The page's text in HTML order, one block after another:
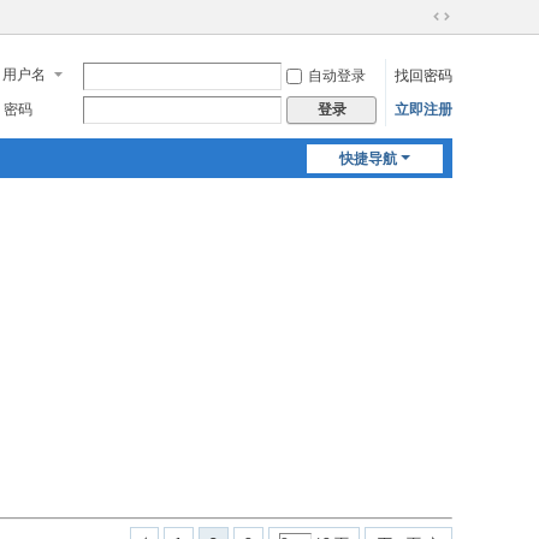
切
到
宽
用户名 自动登录
找回密码
密码
登录 立即注册
快捷导航